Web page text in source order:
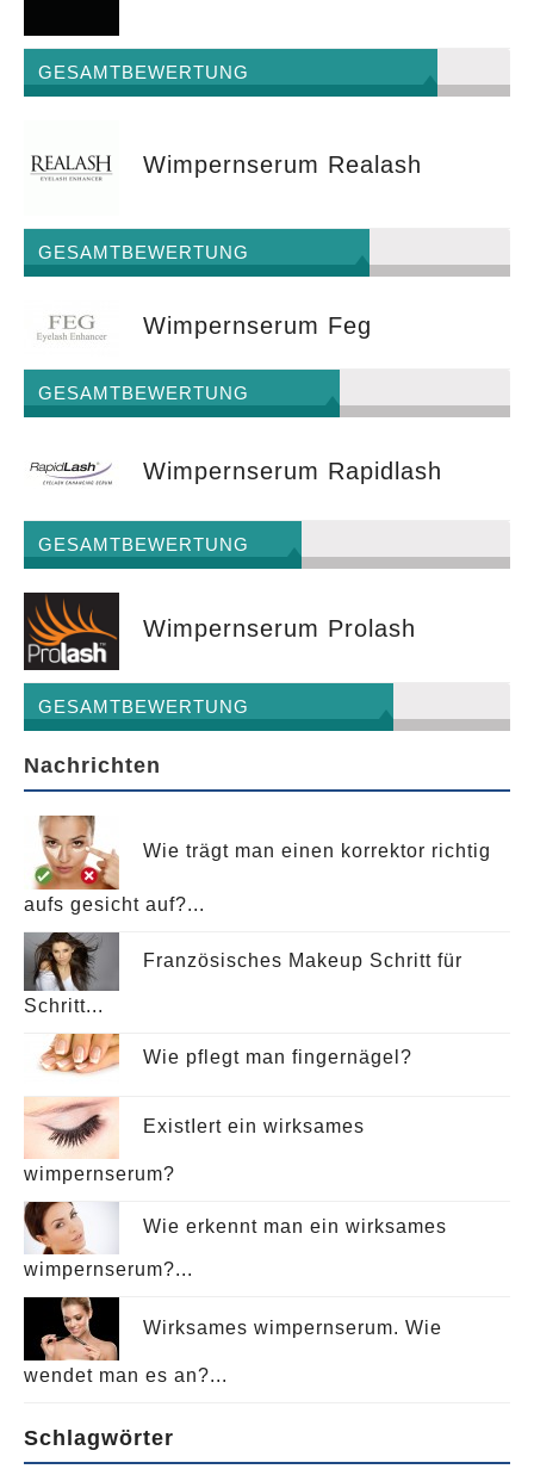
GESAMTBEWERTUNG
Wimpernserum Realash
GESAMTBEWERTUNG
Wimpernserum Feg
GESAMTBEWERTUNG
Wimpernserum Rapidlash
GESAMTBEWERTUNG
Wimpernserum Prolash
GESAMTBEWERTUNG
Nachrichten
Wie trägt man einen korrektor richtig
aufs gesicht auf?...
Französisches Makeup Schritt für
Schritt...
Wie pflegt man fingernägel?
ExistIert ein wirksames
wimpernserum?
Wie erkennt man ein wirksames
wimpernserum?...
Wirksames wimpernserum. Wie
wendet man es an?...
Schlagwörter